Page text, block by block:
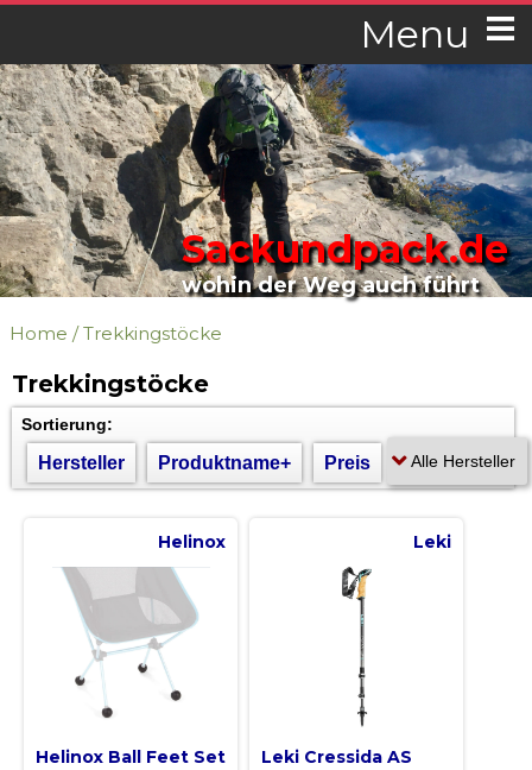
Menu
Sackundpack.de
wohin der Weg auch führt
Home /Trekkingstöcke
Trekkingstöcke
Sortierung:
Hersteller Produktname+ Preis
Helinox
Helinox Ball Feet Set
Leki
Leki Cressida AS